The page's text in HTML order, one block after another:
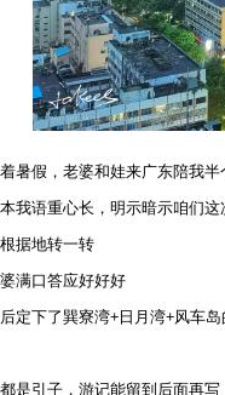
暑假，老婆和娃来广东陪我
我语重心长，明示暗示咱们
据地转一转
满口答应好好好
定下了巽寮湾+日月湾+风车
是引子，游记能留到后面再写